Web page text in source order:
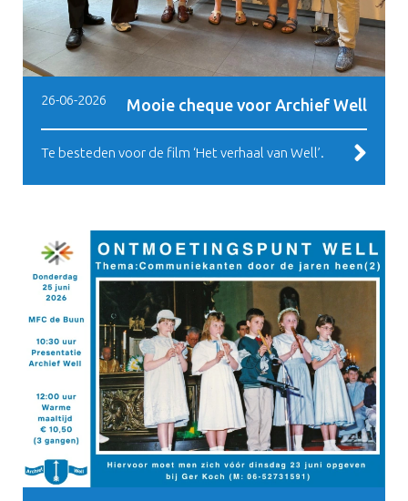
26-06-2026 Mooie cheque voor Archief Well
Te besteden voor de film ‘Het verhaal van Well’.